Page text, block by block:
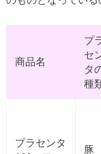
商品名
プ
セ
タ
種
プラセンタ
豚